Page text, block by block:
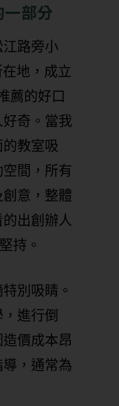
部分
路旁小
地，成立
薦的好口
奇。當我
教室吸
間，所有
意，整體
出創辦人
持。
別吸睛。
進行倒
價成本昂
，通常為